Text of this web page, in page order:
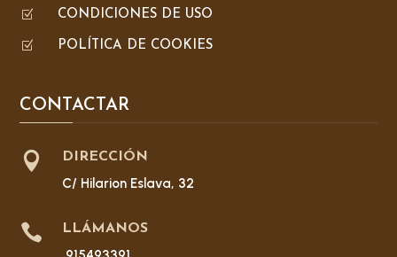
Z CONDICIONES DE USO
Z POLÍTICA DE COOKIES
CONTACTAR
 DIRECCIÓN
C/ Hilarion Eslava, 32
 LLÁMANOS